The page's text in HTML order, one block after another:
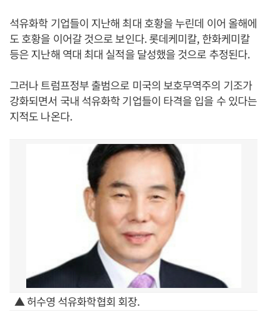
석유화학 기업들이 지난해 최대 호황을 누린데 이어 올해에
도 호황을 이어갈 것으로 보인다. 롯데케미칼, 한화케미칼
등은 지난해 역대 최대 실적을 달성했을 것으로 추정된다.
그러나 트럼프정부 출범으로 미국의 보호무역주의 기조가
강화되면서 국내 석유화학 기업들이 타격을 입을 수 있다는
지적도 나온다.
▲ 허수영 석유화학협회 회장.